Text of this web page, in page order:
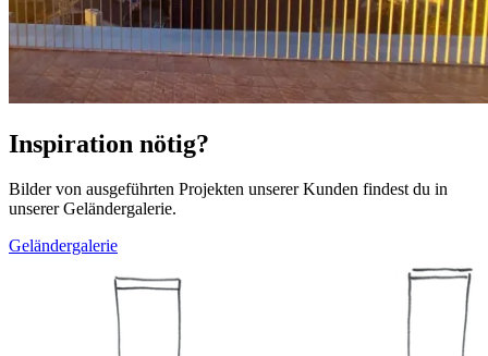
Inspiration nötig?
Bilder von ausgeführten Projekten unserer Kunden findest du in
unserer Geländergalerie.
Geländergalerie